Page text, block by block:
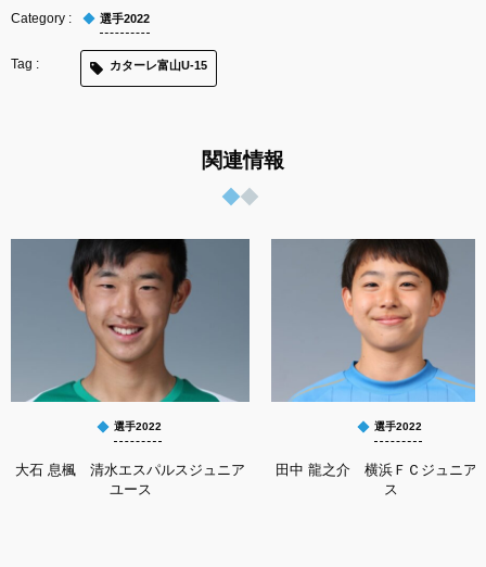
選手2022
カターレ富山U-15
関連情報
選手2022
大石 息楓 清水エスパルスジュニア
ユース
選手2022
田中 龍之介 横浜ＦＣジュニア
ス